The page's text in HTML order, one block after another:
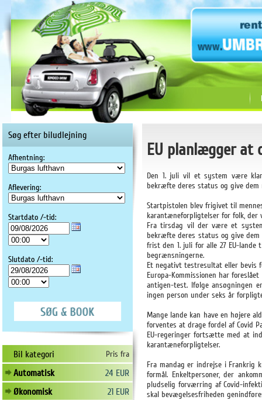
Søg efter biludlejning
Afhentning:
Aflevering:
Startdato /-tid:
Slutdato /-tid:
Bil kategori Pris fra
Automatisk
24 EUR
Økonomisk
21 EUR
EU planlægger at
Den 1. juli vil et system være
bekræfte deres status og give dem
Startpistolen blev frigivet til
karantæneforpligtelser for folk, der
Fra tirsdag vil der være et
bekræfte deres status og give
frist den 1. juli for alle 27 EU-
begrænsningerne.
Et negativt testresultat eller bevis
Europa-Kommissionen har
antigen-test. Ifølge ansøgningen
ingen person under seks år
Mange lande kan have en højere
forventes at drage fordel af Covid
EU-regeringer fortsætte med at
karantæneforpligtelser.
Fra mandag er indrejse i Frankrig
formål. Enkeltpersoner, der
pludselig forværring af Covid-
skal bevægelsesfriheden